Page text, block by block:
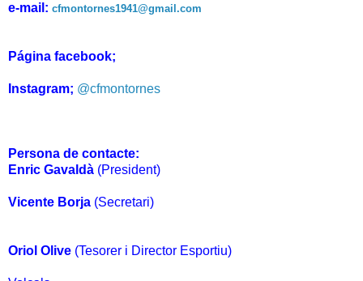
e-mail: cfmontornes1941@gmail.com
Página facebook;
Instagram; @cfmontornes
Persona de contacte:
Enric Gavaldà (President)
Vicente Borja (Secretari)
Oriol Olive (Tesorer i Director Esportiu)